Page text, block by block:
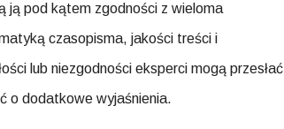
ją pod kątem zgodności z wieloma
czasopisma, jakości treści i
lub niezgodności eksperci mogą przesłać
o dodatkowe wyjaśnienia.